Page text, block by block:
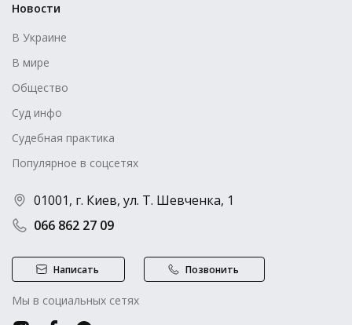
Новости
В Украине
В мире
Общество
Суд инфо
Судебная практика
Популярное в соцсетях
066 862 27 09
01001, г. Киев, ул. Т. Шевченка, 1
Написать Позвонить
Мы в социальных сетях